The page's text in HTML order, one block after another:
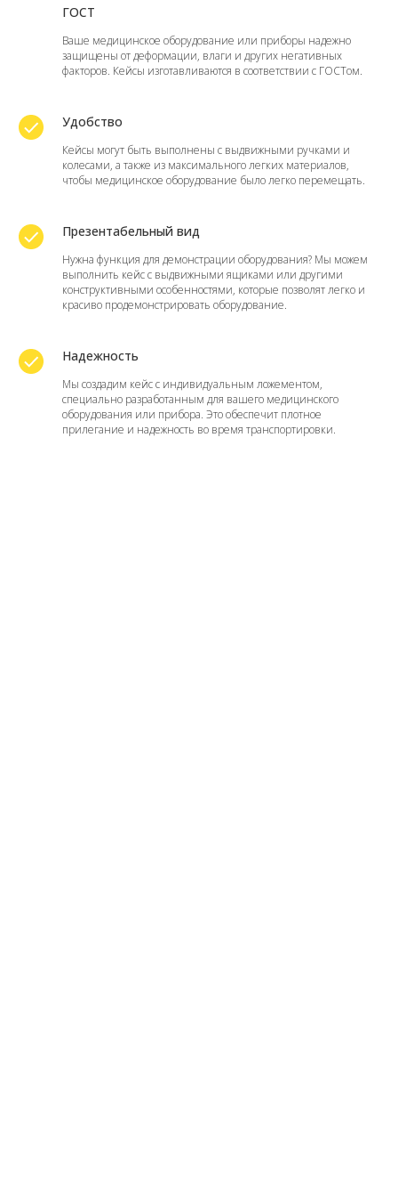
ГОСТ
Ваше медицинское оборудование или приборы надежно
защищены от деформации, влаги и других негативных
факторов. Кейсы изготавливаются в соответствии с ГОСТом.
Удобство
Кейсы могут быть выполнены с выдвижными ручками и
колесами, а также из максимального легких материалов,
чтобы медицинское оборудование было легко перемещать.
Презентабельный вид
Нужна функция для демонстрации оборудования? Мы можем
выполнить кейс с выдвижными ящиками или другими
конструктивными особенностями, которые позволят легко и
красиво продемонстрировать оборудование.
Надежность
Мы создадим кейс с индивидуальным ложементом,
специально разработанным для вашего медицинского
оборудования или прибора. Это обеспечит плотное
прилегание и надежность во время транспортировки.